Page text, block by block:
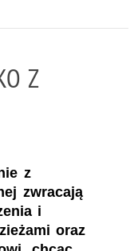
Z
z
zwracają
i
oraz